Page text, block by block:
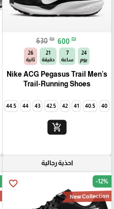
630 ₪ 600 ₪
24
يوم
7
ساعة
21
دقيقة
25
ثانية
Nike ACG Pegasus Trail Men's
Trail-Running Shoes
40
40.5
41
42
42.5
43
44
44.5
add_shopping_cart
احذية رجالية
favorite_border -12%
New Collection